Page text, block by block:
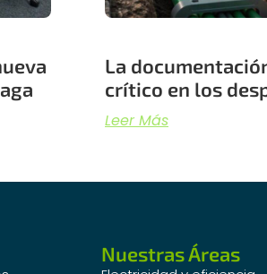
La
crítico en los
Leer Más
Nuestras Áreas